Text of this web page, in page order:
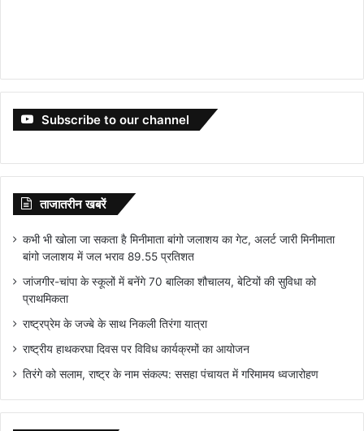
Subscribe to our channel
ताजातरीन खबरें
कभी भी खोला जा सकता है मिनीमाता बांगो जलाशय का गेट, अलर्ट जारी मिनीमाता
बांगो जलाशय में जल भराव 89.55 प्रतिशत
जांजगीर-चांपा के स्कूलों में बनेंगे 70 बालिका शौचालय, बेटियों की सुविधा को
प्राथमिकता
राष्ट्रप्रेम के जज्बे के साथ निकली तिरंगा यात्रा
राष्ट्रीय हाथकरघा दिवस पर विविध कार्यक्रमों का आयोजन
तिरंगे को सलाम, राष्ट्र के नाम संकल्प: ससहा पंचायत में गरिमामय ध्वजारोहण